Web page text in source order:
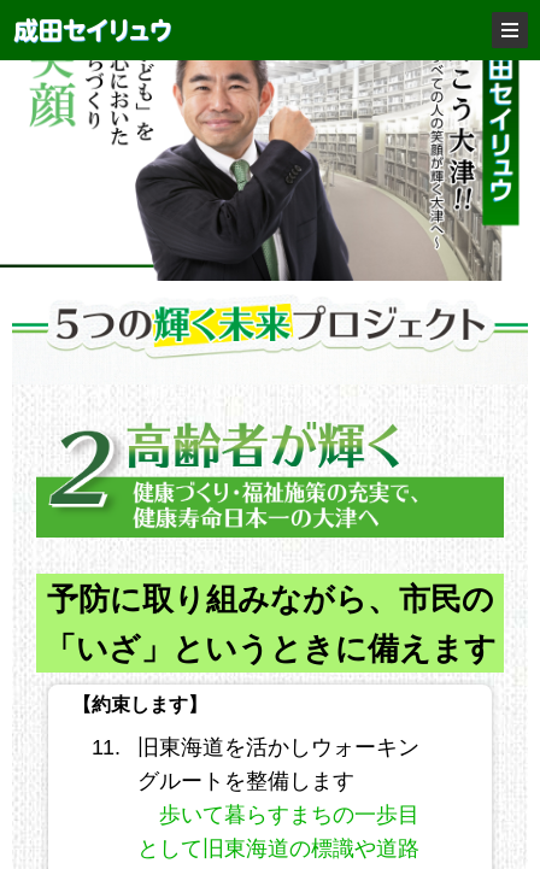
予防に取り組みながら、市民の
「いざ」というときに備えます
【約束します】
旧東海道を活かしウォーキン
グルートを整備します
歩いて暮らすまちの一歩目
として旧東海道の標識や道路